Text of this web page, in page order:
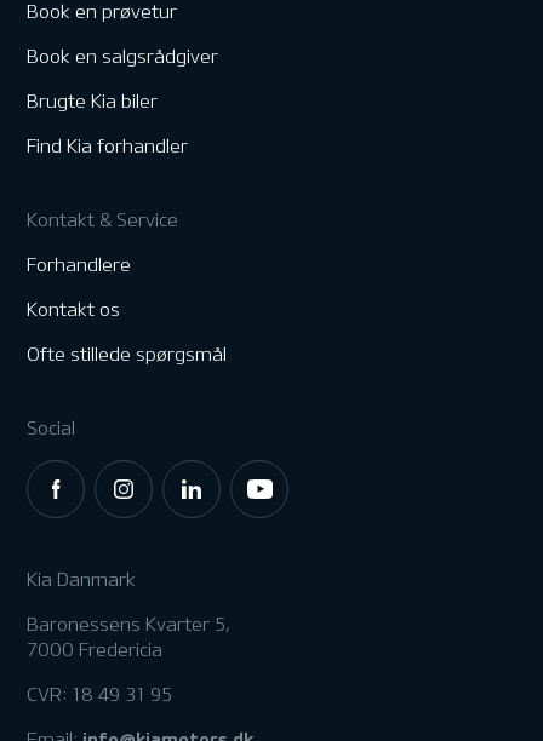
Book en prøvetur
Book en salgsrådgiver
Brugte Kia biler
Find Kia forhandler
Kontakt & Service
Forhandlere
Kontakt os
Ofte stillede spørgsmål
Social
Kia Danmark
Baronessens Kvarter 5,
7000 Fredericia
CVR: 18 49 31 95